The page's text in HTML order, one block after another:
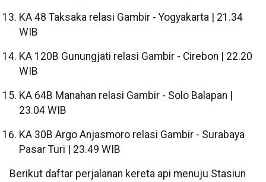
KA 48 Taksaka relasi Gambir - Yogyakarta | 21.34
WIB
KA 120B Gunungjati relasi Gambir - Cirebon | 22.20
WIB
KA 64B Manahan relasi Gambir - Solo Balapan |
23.04 WIB
KA 30B Argo Anjasmoro relasi Gambir - Surabaya
Pasar Turi | 23.49 WIB
Berikut daftar perjalanan kereta api menuju Stasiun